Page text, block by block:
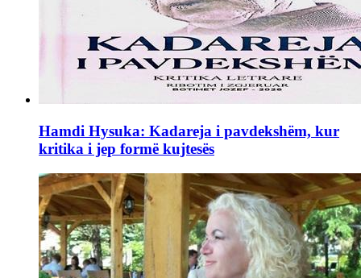
Hamdi Hysuka: Kadareja i pavdekshëm, kur
kritika i jep formë kujtesës